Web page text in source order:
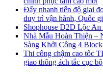
Đẩy nhanh tiến độ giai
duy trì vận hành, Quốc
Shophouse D2D Lộc
Nhà Mẫu Hoàn Thiện –
Sàng Khởi Công 4 Block
Thi công chậm cao tốc
giao thông ách tắc cục bộ